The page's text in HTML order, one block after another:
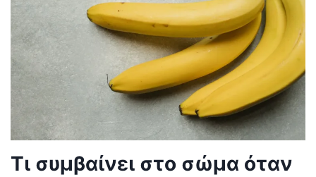
Τι συμβαίνει στο σώμα όταν